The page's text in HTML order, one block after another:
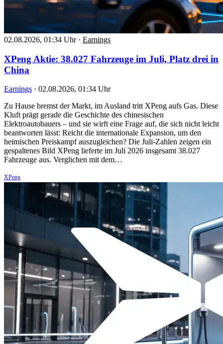
02.08.2026, 01:34 Uhr · Earnings
XPeng Aktie: 38.027 Fahrzeuge im Juli, Platz drei in
China
Earnings · 02.08.2026, 01:34 Uhr
Zu Hause bremst der Markt, im Ausland tritt XPeng aufs Gas. Diese
Kluft prägt gerade die Geschichte des chinesischen
Elektroautobauers – und sie wirft eine Frage auf, die sich nicht leicht
beantworten lässt: Reicht die internationale Expansion, um den
heimischen Preiskampf auszugleichen? Die Juli-Zahlen zeigen ein
gespaltenes Bild XPeng lieferte im Juli 2026 insgesamt 38.027
Fahrzeuge aus. Verglichen mit dem…
XPeng